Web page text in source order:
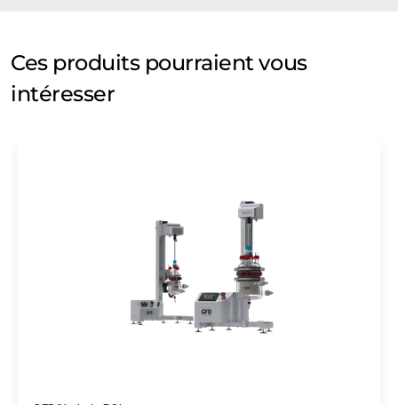
Ces produits pourraient vous
intéresser